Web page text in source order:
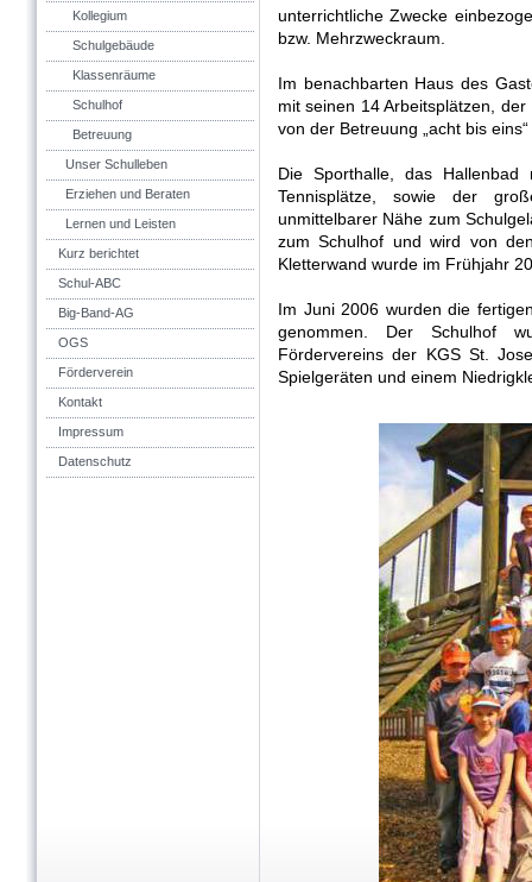
Kollegium
Schulgebäude
Klassenräume
Schulhof
Betreuung
Unser Schulleben
Erziehen und Beraten
Lernen und Leisten
Kurz berichtet
Schul-ABC
Big-Band-AG
OGS
Förderverein
Kontakt
Impressum
Datenschutz
unterrichtliche Zwecke
bzw. Mehrzweckraum.
Im benachbarten Haus des
mit seinen 14 Arbeitsplätzen,
von der Betreuung „acht bis
Die Sporthalle, das Hallenbad
Tennisplätze, sowie der
unmittelbarer Nähe zum
zum Schulhof und wird von
Kletterwand wurde im Frühjahr
Im Juni 2006 wurden die
genommen. Der Schulhof
Fördervereins der KGS St.
Spielgeräten und einem